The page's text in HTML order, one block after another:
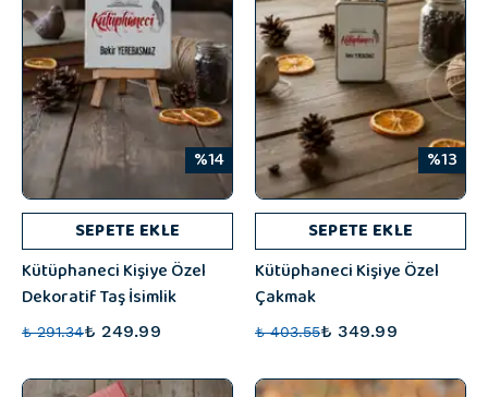
%14
SEPETE EKLE
Kütüphaneci Kişiye Özel
Dekoratif Taş İsimlik
₺ 291.34₺ 249.99
%13
SEPETE EKLE
Kütüphaneci Kişiye Özel
Çakmak
₺ 403.55₺ 349.99